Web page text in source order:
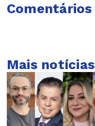
Comentários
Mais notícias